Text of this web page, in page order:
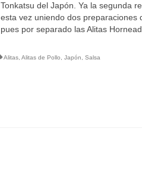
Tonkatsu del Japón. Ya la segunda
esta vez uniendo dos preparaciones
pues por separado las Alitas
Alitas, Alitas de Pollo Japón Salsa